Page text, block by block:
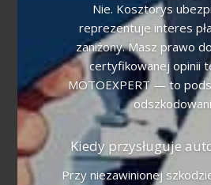
Nie. Kosztorys
reprezentuje interes
zaniżony. Masz prawo
certyfikowanej opinii
MOTOEXPERT — to
Kiedy przysługuje
Przy niezawinionej